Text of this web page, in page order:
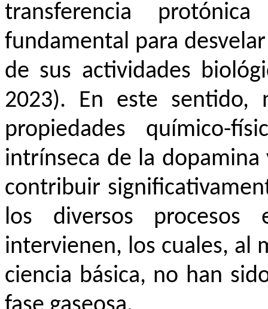
transferencia
fundamental para
de sus actividades
2023). En este sentido,
propiedades químico-
intrínseca de la dopamina
contribuir
los diversos
intervienen, los cuales, al
ciencia básica, no han